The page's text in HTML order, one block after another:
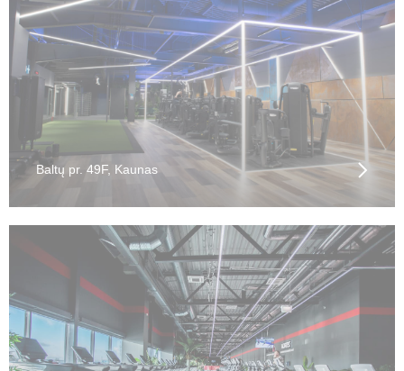
Baltų pr. 49F, Kaunas